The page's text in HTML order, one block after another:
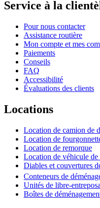
Service à la
Pour nous contacter
Assistance routière
Mon compte et mes
Paiements
Conseils
FAQ
Accessibilité
Évaluations des clients
Locations
Location de camion de
Location de
Location de remorque
Location de véhicule de
Diables et couvertures
Conteneurs de
Unités de libre-
Boîtes de